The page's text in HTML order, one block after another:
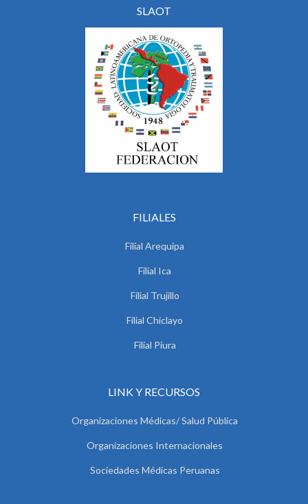
SLAOT
FILIALES
Filial Arequipa
Filial Ica
Filial Trujillo
Filial Chiclayo
Filial Piura
LINK Y RECURSOS
Organizaciones Médicas/ Salud Pública
Organizaciones Internacionales
Sociedades Médicas Peruanas